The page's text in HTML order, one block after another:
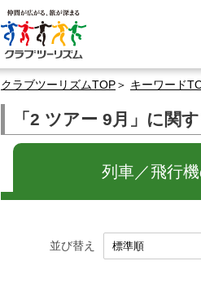
クラブツーリズムTOP キーワード
「2 ツアー 9月」に関
列車／飛行
並び替え